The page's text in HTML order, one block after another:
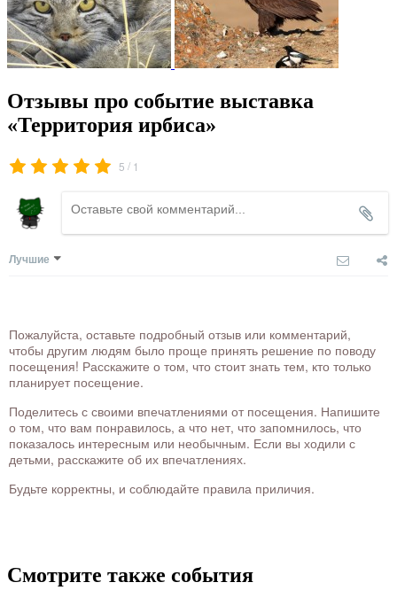
Отзывы про событие выставка
«Территория ирбиса»
5 / 1
Лучшие
Пожалуйста, оставьте подробный отзыв или комментарий,
чтобы другим людям было проще принять решение по поводу
посещения! Расскажите о том, что стоит знать тем, кто только
планирует посещение.
Поделитесь с своими впечатлениями от посещения. Напишите
о том, что вам понравилось, а что нет, что запомнилось, что
показалось интересным или необычным. Если вы ходили с
детьми, расскажите об их впечатлениях.
Будьте корректны, и соблюдайте правила приличия.
Смотрите также события